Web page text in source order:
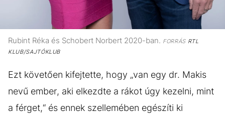
Rubint Réka és Schobert Norbert 2020-ban. FORRÁSRTL
KLUB/SAJTÓKLUB
Ezt követően kifejtette, hogy „van egy dr. Makis
nevű ember, aki elkezdte a rákot úgy kezelni, mint
a férget,“ és ennek szellemében egészíti ki